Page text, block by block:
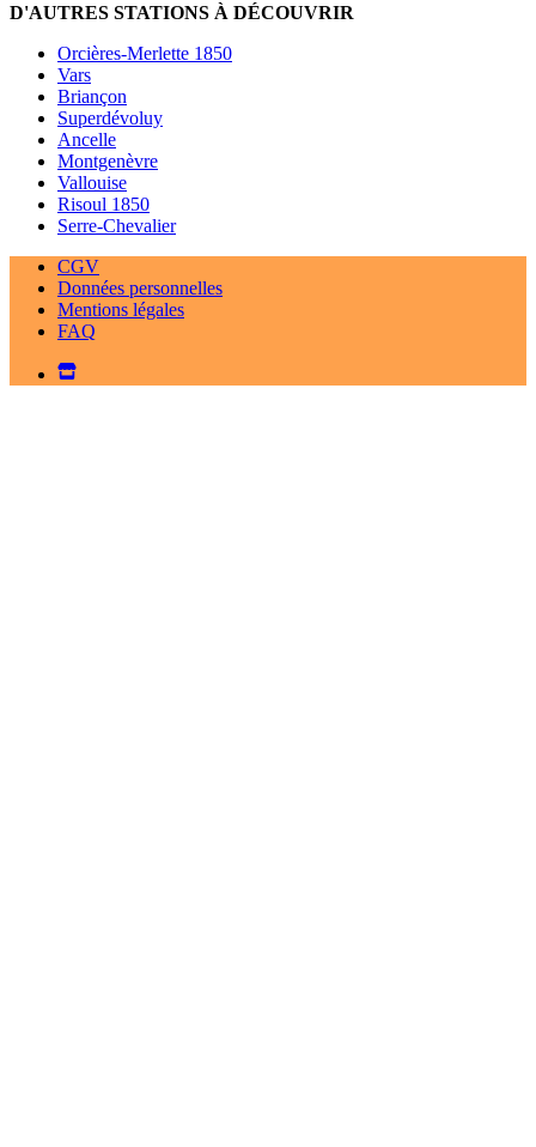
D'AUTRES STATIONS À DÉCOUVRIR
Orcières-Merlette 1850
Vars
Briançon
Superdévoluy
Ancelle
Montgenèvre
Vallouise
Risoul 1850
Serre-Chevalier
CGV
Données personnelles
Mentions légales
FAQ